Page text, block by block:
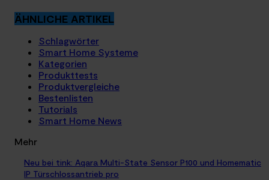
ÄHNLICHE ARTIKEL
Schlagwörter
Smart Home Systeme
Kategorien
Produkttests
Produktvergleiche
Bestenlisten
Tutorials
Smart Home News
Mehr
Neu bei tink: Aqara Multi-State Sensor P100 und Homematic
IP Türschlossantrieb pro